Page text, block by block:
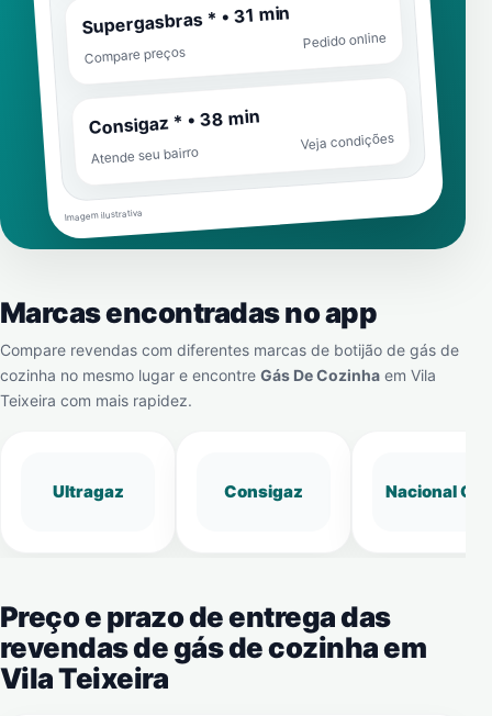
Supergasbras * • 31 min
Compare preços
Pedido online
Consigaz * • 38 min
Atende seu bairro
Veja condições
Imagem ilustrativa
Marcas encontradas no app
Compare revendas com diferentes marcas de botijão de gás de
cozinha no mesmo lugar e encontre Gás De Cozinha em Vila
Teixeira com mais rapidez.
Ultragaz Consigaz Nacional Gás
Preço e prazo de entrega das
revendas de gás de cozinha em
Vila Teixeira